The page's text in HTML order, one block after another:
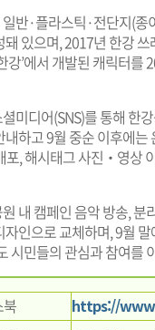
반·플라스틱·전단지(종
있으며, 2017년 한강
강’에서 개발된 캐릭터를
미디어(SNS)를 통해 한
하고 9월 중순 이후에는
, 해시태그 사진‧영상
내 캠페인 음악 방송, 분
인으로 교체하며, 9월 말
시민들의 관심과 참여를
https://